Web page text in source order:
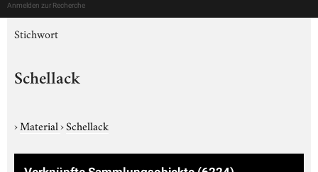
Anmelden zur Recherche
Stichwort
Schellack
›Material›Schellack